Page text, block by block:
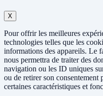
X
Pour offrir les meilleures
technologies telles que les
informations des appareils. Le
nous permettra de traiter des
navigation ou les ID uniques
ou de retirer son
certaines caractéristiques et